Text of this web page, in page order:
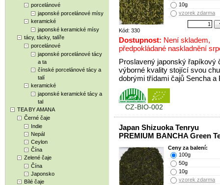
porcelánové
japonské porcelánové mísy
keramické
japonské keramické mísy
tácy, tácky, talíře
porcelánové
japonské porcelánové tácy
a ta
čínské porcelánové tácy a
talí
keramické
japonské keramické tácy a
tal
TEA BY AMANA
Černé čaje
Indie
Nepál
Ceylon
Čína
Zelené čaje
Čína
Japonsko
Bílé čaje
Kód: 330
10g
vzorek zdarma
Dostupnost: Není skladem,
předpokládané naskladnění
Proslavený japonský řapíkový
výborné kvality stojící svou
dobrými třídami čajů Sencha a
CZ-BIO-002
Japan Shizuoka Tenryu
PREMIUM BANCHA Green
Ceny za balení:
100g
50g
10g
vzorek zdarma